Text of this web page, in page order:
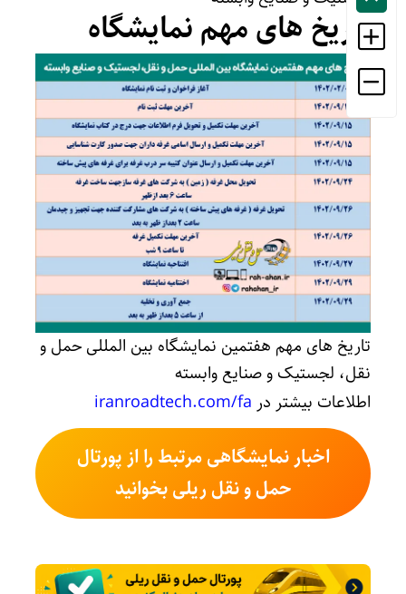
تاریخ های مهم نمایشگاه
تاریخ های مهم هفتمین نمایشگاه بین المللی حمل و‌
نقل، لجستیک و صنایع وابسته
اطلاعات بیشتر در iranroadtech.com/fa
اخبار نمایشگاهی مرتبط را از پورتال
حمل و نقل ریلی بخوانید